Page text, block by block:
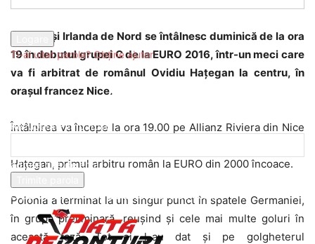
Ti-ai uitat parola? Obține ajutor
Recuperare parola
Recuperați-vă parola
adresa dvs de email
O parola va fi trimisă pe adresa dvs de email.
Polonia și Irlanda de Nord se întâlnesc duminică de la ora
19 în debutul grupei C de la EURO 2016, într-un meci care
va fi arbitrat de românul Ovidiu Hațegan la centru, în
orașul francez Nice.
Întâlnirea va începe la ora 19.00 pe Allianz Riviera din Nice
Hațegan, primul arbitru român la EURO din 2000 încoace.
Polonia a terminat la un singur punct în spatele Germaniei,
în grupa preliminară, reușind și cele mai multe goluri în
această fază. Tot ei l-au dat și pe golgheterul